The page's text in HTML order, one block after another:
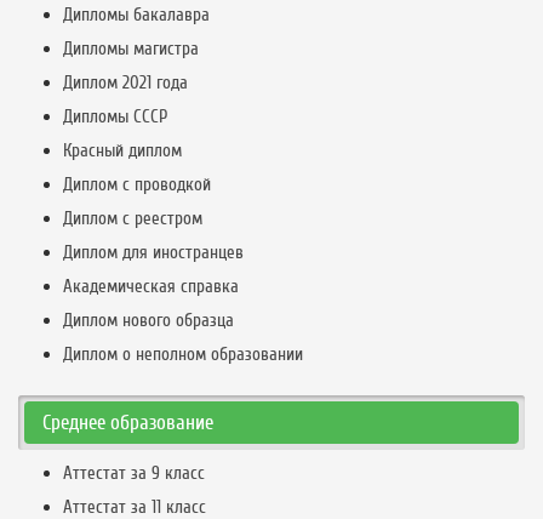
Дипломы бакалавра
Дипломы магистра
Диплом 2021 года
Дипломы СССР
Красный диплом
Диплом с проводкой
Диплом с реестром
Диплом для иностранцев
Академическая справка
Диплом нового образца
Диплом о неполном образовании
Среднее образование
Аттестат за 9 класс
Аттестат за 11 класс